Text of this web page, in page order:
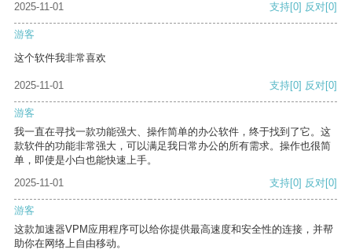
2025-11-01 支持[0] 反对[0]
游客
这个软件我非常喜欢
2025-11-01 支持[0] 反对[0]
游客
我一直在寻找一款功能强大、操作简单的办公软件，终于找到了它。这
款软件的功能非常强大，可以满足我日常办公的所有需求。操作也很简
单，即使是小白也能快速上手。
2025-11-01
支持[0] 反对[0]
游客
这款加速器VPM应用程序可以给你提供最高速度和安全性的连接，并帮
助你在网络上自由移动。